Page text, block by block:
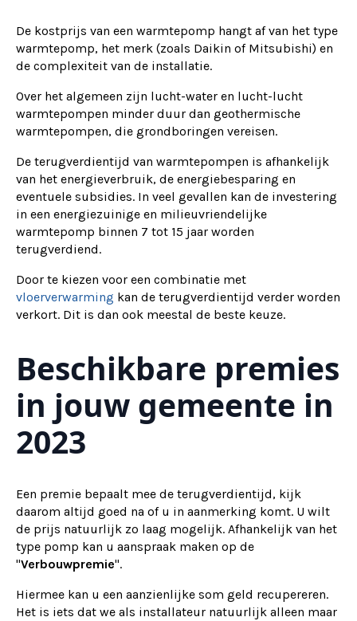
De kostprijs van een warmtepomp hangt af van het type
warmtepomp, het merk (zoals Daikin of Mitsubishi) en
de complexiteit van de installatie.
Over het algemeen zijn lucht-water en lucht-lucht
warmtepompen minder duur dan geothermische
warmtepompen, die grondboringen vereisen.
De terugverdientijd van warmtepompen is afhankelijk
van het energieverbruik, de energiebesparing en
eventuele subsidies. In veel gevallen kan de investering
in een energiezuinige en milieuvriendelijke
warmtepomp binnen 7 tot 15 jaar worden
terugverdiend.
Door te kiezen voor een combinatie met
vloerverwarming kan de terugverdientijd verder worden
verkort. Dit is dan ook meestal de beste keuze.
Beschikbare premies
in jouw gemeente in
2023
Een premie bepaalt mee de terugverdientijd, kijk
daarom altijd goed na of u in aanmerking komt. U wilt
de prijs natuurlijk zo laag mogelijk. Afhankelijk van het
type pomp kan u aanspraak maken op de
"Verbouwpremie".
Hiermee kan u een aanzienlijke som geld recupereren.
Het is iets dat we als installateur natuurlijk alleen maar